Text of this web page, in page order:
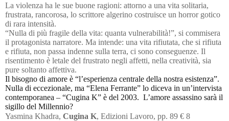
La violenza ha le sue buone ragioni: attorno a una vita solitaria,
frustrata, rancorosa, lo scrittore algerino costruisce un horror gotico
di rara intensità.
“Nulla di più fragile della vita: quanta vulnerabilità!”, si commisera
il protagonista narratore. Ma intende: una vita rifiutata, che si rifiuta
e rifiuta, non passa indenne sulla terra, ci sono conseguenze. Il
risentimento è letale del frustrato negli affetti, nella creatività, sia
pure soltanto affettiva.
Il bisogno di amore è “l’esperienza centrale della nostra esistenza”.
Nulla di eccezionale, ma “Elena Ferrante” lo diceva in un’intervista
contemporanea – “Cugina K” è del 2003. L’amore assassino sarà il
sigillo del Millennio?
Yasmina Khadra, Cugina K, Edizioni Lavoro, pp. 89 € 8